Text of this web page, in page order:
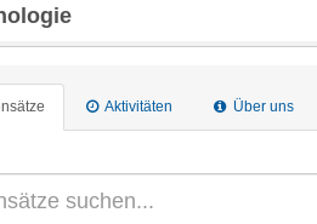
Aktivitäten Über uns